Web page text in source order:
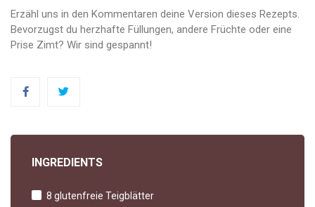
Erzähl uns in den Kommentaren deine Version dieses Rezepts.
Bevorzugst du herzhafte Füllungen, andere Früchte oder eine
Prise Zimt? Wir sind gespannt!
INGREDIENTS
8 glutenfreie Teigblätter